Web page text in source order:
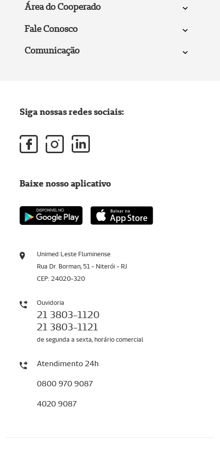
Área do Cooperado
Fale Conosco
Comunicação
Unimed Leste Fluminense
Rua Dr. Borman, 51 - Niterói - RJ
CEP: 24020-320
Ouvidoria
21 3803-1120
21 3803-1121
de segunda a sexta, horário comercial
Atendimento 24h
0800 970 9087
4020 9087
Siga nossas redes sociais:
Baixe nosso aplicativo